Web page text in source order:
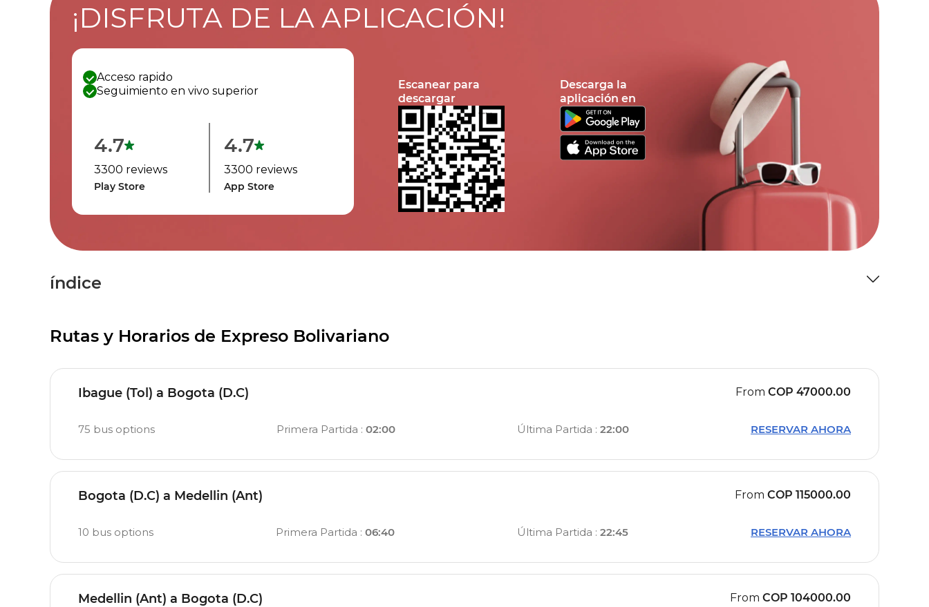
¡DISFRUTA DE LA APLICACIÓN!
Acceso rapido
Seguimiento en vivo superior
4.7
3300 reviews
Play Store
4.7
3300 reviews
App Store
Escanear para
descargar
Descarga la
aplicación en
índice
Rutas y Horarios de Expreso Bolivariano
Ibague (Tol) a Bogota (D.C) From COP 47000.00
75 bus options Primera Partida : 02:00 Última Partida : 22:00 RESERVAR AHORA
Bogota (D.C) a Medellin (Ant) From COP 115000.00
10 bus options Primera Partida : 06:40 Última Partida : 22:45 RESERVAR AHORA
Medellin (Ant) a Bogota (D.C) From COP 104000.00